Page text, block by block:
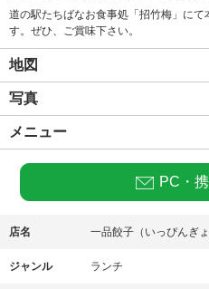
道の駅たちばなお食事処「招竹梅」に
す。ぜひ、ご賞味下さい。
地図
写真
メニュー
PC・
店名 一品餃子（いっぴんぎょ
ジャンル ランチ